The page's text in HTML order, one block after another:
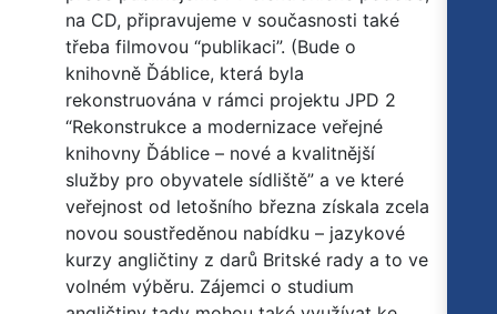
na CD, připravujeme v současnosti také
třeba filmovou “publikaci”. (Bude o
knihovně Ďáblice, která byla
rekonstruována v rámci projektu JPD 2
“Rekonstrukce a modernizace veřejné
knihovny Ďáblice – nové a kvalitnější
služby pro obyvatele sídliště” a ve které
veřejnost od letošního března získala zcela
novou soustředěnou nabídku – jazykové
kurzy angličtiny z darů Britské rady a to ve
volném výběru. Zájemci o studium